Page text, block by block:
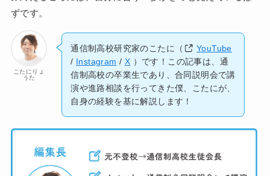
ずです。
こたにりょ
うた
通信制高校研究家のこたに（
YouTube
/ Instagram / X ）です！この記事は、通
信制高校の卒業生であり、合同説明会で講
演や進路相談を行ってきた僕、こたにが、
自身の経験を基に解説します！